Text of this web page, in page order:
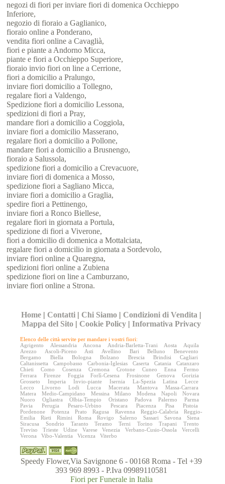
negozi di fiori per inviare fiori di domenica Occhieppo
Inferiore,
negozio di fioraio a Gaglianico,
fioraio online a Ponderano,
vendita fiori online a Cavaglià,
fiori e piante a Andorno Micca,
piante e fiori a Occhieppo Superiore,
fioraio invio fiori on line a Cerrione,
fiori a domicilio a Pralungo,
inviare fiori domicilio a Tollegno,
regalare fiori a Valdengo,
Spedizione fiori a domicilio Lessona,
spedizioni di fiori a Pray,
mandare fiori a domicilio a Coggiola,
inviare fiori a domicilio Masserano,
regalare fiori a domicilio a Pollone,
mandare fiori a domicilio a Brusnengo,
fioraio a Salussola,
spedizione fiori a domicilio a Crevacuore,
inviare fiori di domenica a Mosso,
spedizione fiori a Sagliano Micca,
inviare fiori a domicilio a Graglia,
spedire fiori a Pettinengo,
inviare fiori a Ronco Biellese,
regalare fiori in giornata a Portula,
spedizione di fiori a Viverone,
fiori a domicilio di domenica a Mottalciata,
regalare fiori a domicilio in giornata a Sordevolo,
inviare fiori online a Quaregna,
spedizioni fiori online a Zubiena
spedizione fiori on line a Camburzano,
inviare fiori online a Strona.
Home | Contatti | Chi Siamo | Condizioni di Vendita |
Mappa del Sito | Cookie Policy |Informativa Privacy
Elenco delle città servite per mandare i vostri fiori:
Agrigento
Alessandria Ancona Andria-Barletta-Trani Aosta
Aquila
Arezzo
Ascoli-Piceno Asti Avellino Bari Belluno
Benevento
Bergamo
Biella Bologna Bolzano Brescia Brindisi
Cagliari
Caltanissetta
Campobasso Carbonia-Iglesias Caserta Catania
Catanzaro
Chieti
Como Cosenza Cremona Crotone Cuneo Enna
Fermo
Ferrara
Firenze Foggia Forlì-Cesena Frosinone Genova
Gorizia
Grosseto
Imperia Invio-piante Isernia La-Spezia Latina
Lecce
Lecco
Livorno Lodi Lucca Macerata Mantova
Massa-Carrara
Matera
Medio-Campidano Messina Milano Modena Napoli
Novara
Nuoro
Ogliastra Olbia-Tempio Oristano Padova Palermo
Parma
Pavia
Perugia Pesaro-Urbino Pescara Piacenza Pisa
Pistoia
Pordenone
Potenza Prato Ragusa Ravenna Reggio-Calabria
Reggio-
Emilia
Rieti Rimini Roma Rovigo Salerno Sassari Savona
Siena
Siracusa
Sondrio Taranto Teramo Terni Torino Trapani
Trento
Treviso
Trieste Udine Varese Venezia Verbano-Cusio-Ossola
Vercelli
Verona
Vibo-Valentia Vicenza Viterbo
Speedy Flower,Via Savignone 6 - 00168 Roma - Tel +39
393 969 8993 - P.Iva 09989110581
Fiori per Funerale in Italia